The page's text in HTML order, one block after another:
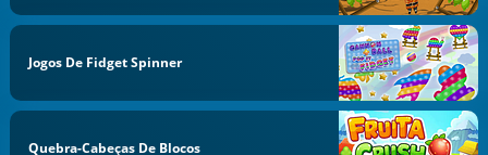
Jogos De Fidget Spinner
Quebra-Cabeças De Blocos